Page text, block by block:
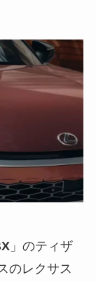
」のティザ
のレクサス